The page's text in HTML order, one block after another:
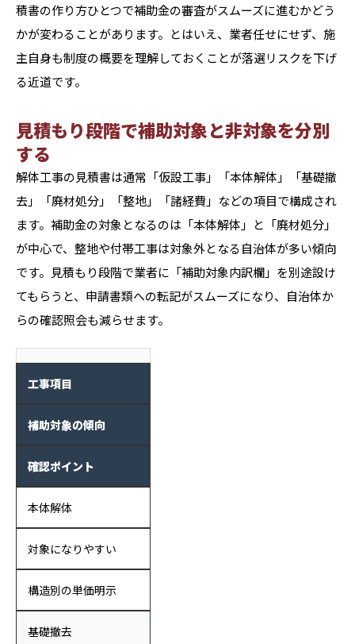
積書の作り方ひとつで補助金の審査がスムーズに進むかどう
かが変わることがあります。とはいえ、業者任せにせず、施
主自身も制度の概要を理解しておくことが落選リスクを下げ
る近道です。
見積もり段階で補助対象と非対象を分別
する
解体工事の見積書は通常「仮設工事」「本体解体」「基礎撤
去」「廃材処分」「整地」「諸経費」などの項目で構成され
ます。補助金の対象となるのは「本体解体」と「廃材処分」
が中心で、整地や付帯工事は対象外となる自治体が多い傾向
です。見積もり段階で業者に「補助対象内訳欄」を別途設け
てもらうと、申請書類への転記がスムーズになり、自治体か
らの確認照会も減らせます。
工事項目
補助対象の傾向
確認ポイント
本体解体
対象になりやすい
構造別の単価明示
基礎撤去